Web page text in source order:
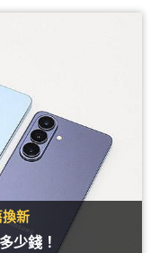
新
少錢！